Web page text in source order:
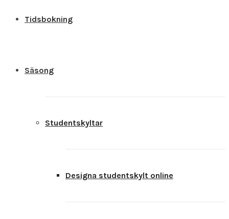
Tidsbokning
Säsong
Studentskyltar
Designa studentskylt online